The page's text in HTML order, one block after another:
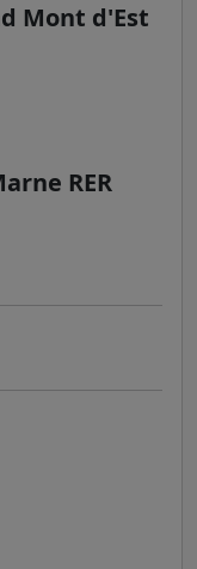
Mont d'Est
RER